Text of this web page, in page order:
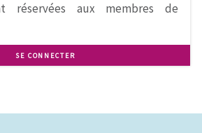
réservées aux membres de
SE CONNECTER